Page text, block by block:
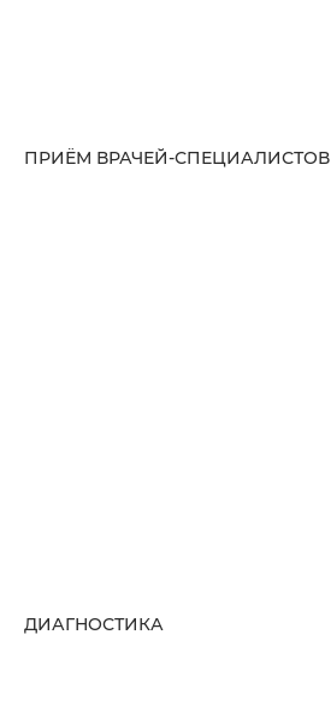
ПРИЁМ ВРАЧЕЙ-СПЕЦИАЛИСТОВ
ДИАГНОСТИКА